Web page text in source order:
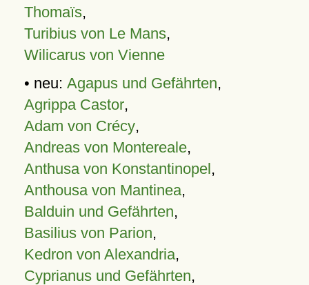
Thomaïs,
Turibius von Le Mans,
Wilicarus von Vienne
• neu: Agapus und Gefährten,
Agrippa Castor,
Adam von Crécy,
Andreas von Montereale,
Anthusa von Konstantinopel,
Anthousa von Mantinea,
Balduin und Gefährten,
Basilius von Parion,
Kedron von Alexandria,
Cyprianus und Gefährten,